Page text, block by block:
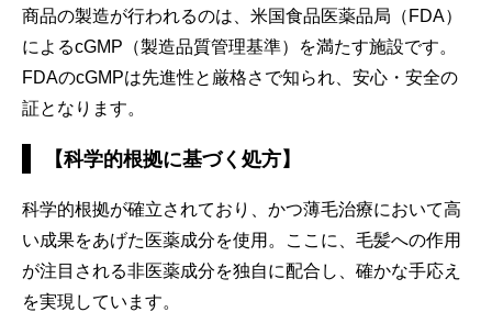
商品の製造が行われるのは、米国食品医薬品局（FDA）
によるcGMP（製造品質管理基準）を満たす施設です。
FDAのcGMPは先進性と厳格さで知られ、安心・安全の
証となります。
【科学的根拠に基づく処方】
科学的根拠が確立されており、かつ薄毛治療において高
い成果をあげた医薬成分を使用。ここに、毛髪への作用
が注目される非医薬成分を独自に配合し、確かな手応え
を実現しています。